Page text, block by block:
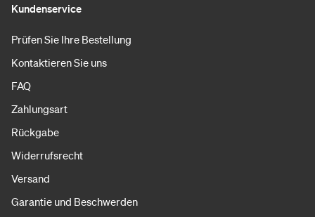
Kundenservice
Prüfen Sie Ihre Bestellung
Kontaktieren Sie uns
FAQ
Zahlungsart
Rückgabe
Widerrufsrecht
Versand
Garantie und Beschwerden